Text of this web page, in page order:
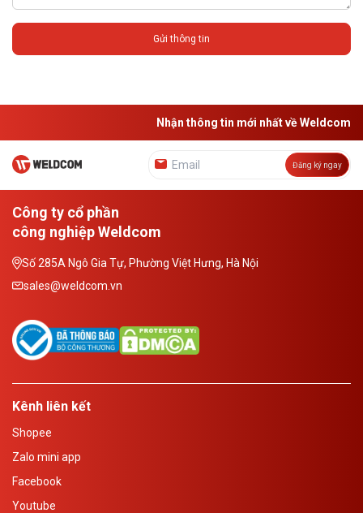
Gửi thông tin
Nhận thông tin mới nhất về Weldcom
Đăng ký ngay
Công ty cổ phần
công nghiệp Weldcom
Số 285A Ngô Gia Tự, Phường Việt Hưng, Hà Nội
sales@weldcom.vn
Kênh liên kết
Shopee
Zalo mini app
Facebook
Youtube